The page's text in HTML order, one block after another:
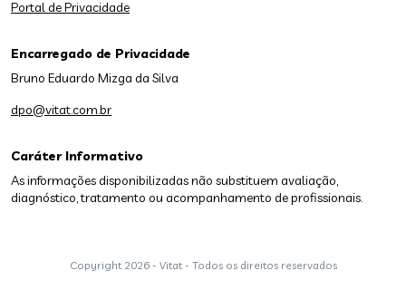
Caráter Informativo
As informações disponibilizadas não substituem avaliação,
diagnóstico, tratamento ou acompanhamento de profissionais.
Portal de Privacidade
Encarregado de Privacidade
Bruno Eduardo Mizga da Silva
dpo@vitat.com.br
Copyright 2026 - Vitat - Todos os direitos reservados